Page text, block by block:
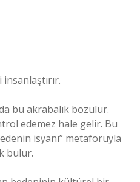
bu akrabalık bozulur.
edemez hale gelir. Bu
isyanı” metaforuyla
bulur.